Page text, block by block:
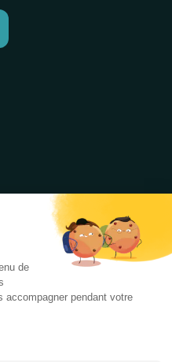
SAS, société par actions
sous le numéro 918